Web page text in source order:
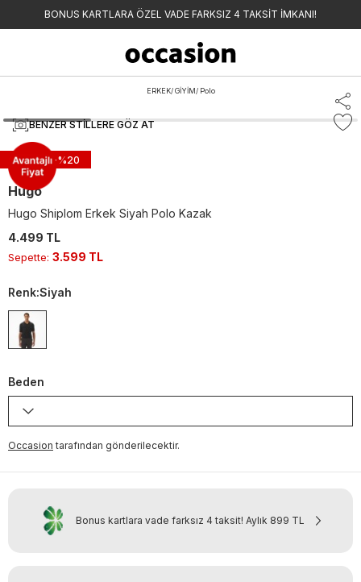
BONUS KARTLARA ÖZEL VADE FARKSIZ 4 TAKSİT İMKANI!
ERKEK/ GİYİM/ Polo
BENZER STILLERE GÖZ AT
Sepette -%20
Hugo
Hugo Shiplom Erkek Siyah Polo Kazak
4.499 TL
Sepette: 3.599 TL
Renk:Siyah
Beden
Occasion tarafından gönderilecektir.
Bonus kartlara vade farksız 4 taksit! Aylık 899 TL